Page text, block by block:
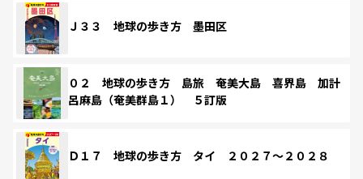
Ｊ３３ 地球の歩き方 墨田区
０２ 地球の歩き方 島旅 奄美大島 喜界島 加計
呂麻島（奄美群島１） ５訂版
Ｄ１７ 地球の歩き方 タイ ２０２７～２０２８